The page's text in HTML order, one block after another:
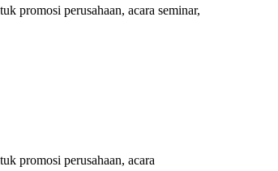
promosi perusahaan, acara seminar,
promosi perusahaan, acara